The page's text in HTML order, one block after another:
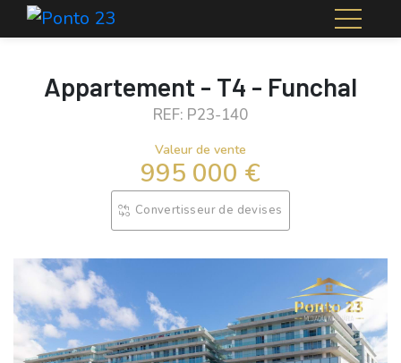
Appartement - T4 - Funchal
REF: P23-140
Valeur de vente
995 000 €
Convertisseur de devises